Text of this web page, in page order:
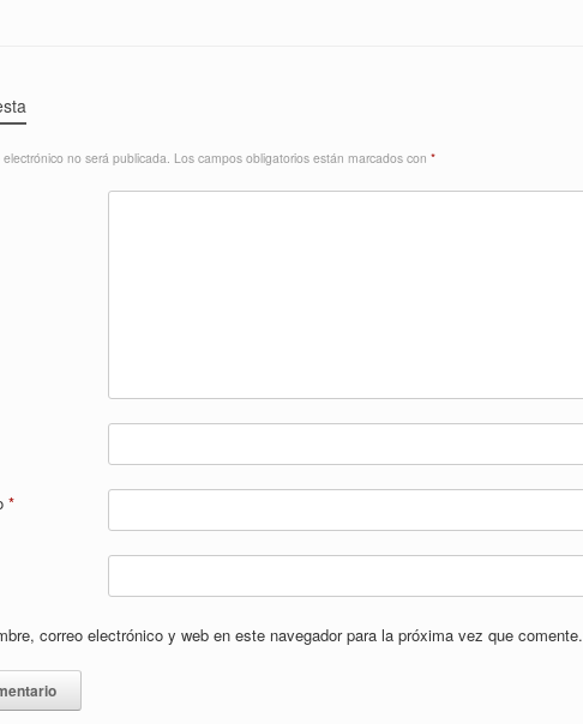
no será publicada. Los campos obligatorios están marcados con *
*
correo electrónico y web en este navegador para la próxima vez que comente.